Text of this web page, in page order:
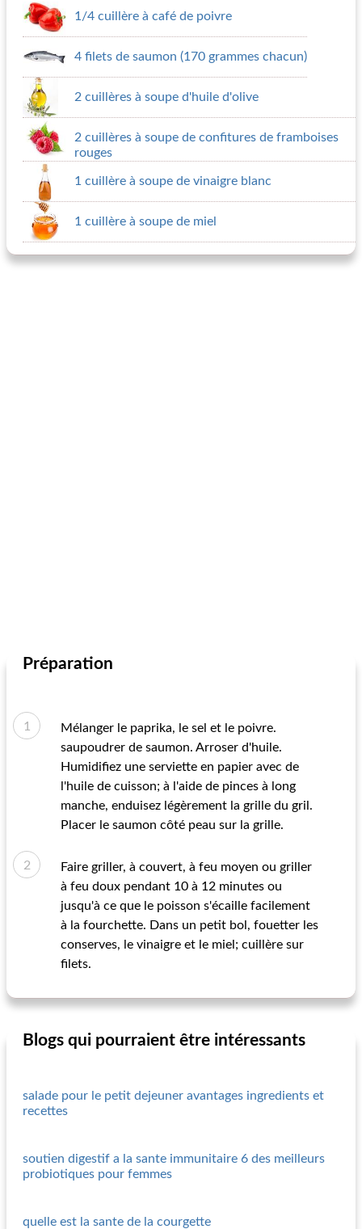
1/4 cuillère à café de poivre
4 filets de saumon (170 grammes chacun)
2 cuillères à soupe d'huile d'olive
2 cuillères à soupe de confitures de framboises
rouges
1 cuillère à soupe de vinaigre blanc
1 cuillère à soupe de miel
Préparation
Mélanger le paprika, le sel et le poivre.
saupoudrer de saumon. Arroser d'huile.
Humidifiez une serviette en papier avec de
l'huile de cuisson; à l'aide de pinces à long
manche, enduisez légèrement la grille du gril.
Placer le saumon côté peau sur la grille.
Faire griller, à couvert, à feu moyen ou griller
à feu doux pendant 10 à 12 minutes ou
jusqu'à ce que le poisson s'écaille facilement
à la fourchette. Dans un petit bol, fouetter les
conserves, le vinaigre et le miel; cuillère sur
filets.
Blogs qui pourraient être intéressants
salade pour le petit dejeuner avantages ingredients et
recettes
soutien digestif a la sante immunitaire 6 des meilleurs
probiotiques pour femmes
quelle est la sante de la courgette